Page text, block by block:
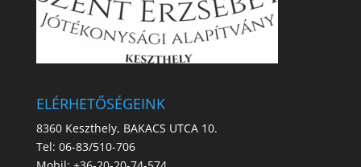
ELÉRHETŐSÉGEINK
8360 Keszthely, BAKACS UTCA 10.
Tel: 06-83/510-706